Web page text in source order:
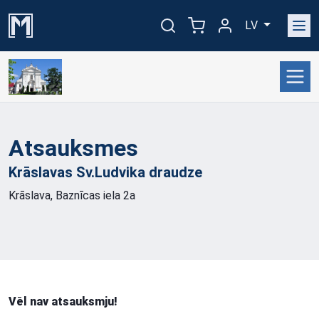
LV
Atsauksmes
Krāslavas Sv.Ludvika draudze
Krāslava, Baznīcas iela 2a
Vēl nav atsauksmju!